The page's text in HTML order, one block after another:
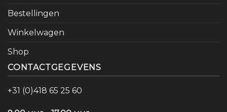
Bestellingen
Winkelwagen
Shop
CONTACTGEGEVENS
+31 (0)418 65 25 60